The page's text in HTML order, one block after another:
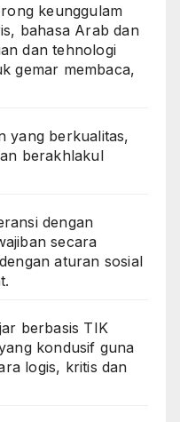
keunggulam
bahasa Arab dan
dan tehnologi
gemar membaca,
yang berkualitas,
berakhlakul
dengan
secara
aturan sosial
berbasis TIK
kondusif guna
logis, kritis dan